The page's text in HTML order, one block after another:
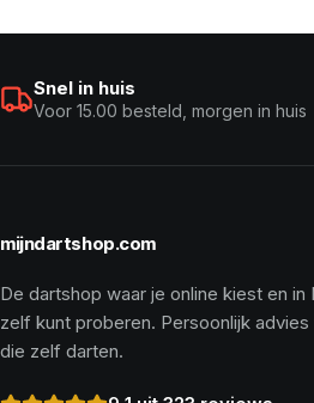
Snel in huis
Voor 15.00 besteld, morgen in huis
mijndartshop.com
De dartshop waar je online kiest en in
zelf kunt proberen. Persoonlijk advies
die zelf darten.